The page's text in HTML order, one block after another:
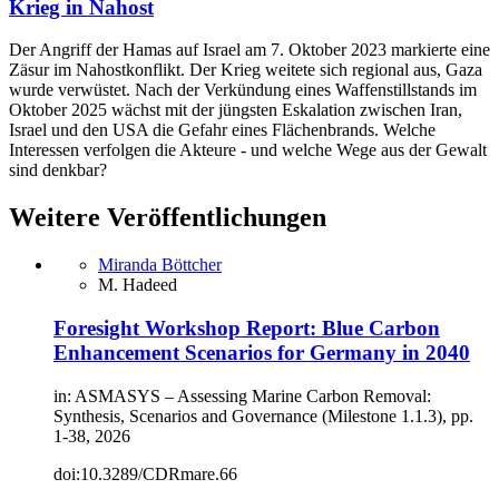
Krieg in Nahost
Der Angriff der Hamas auf Israel am 7. Oktober 2023 markierte eine
Zäsur im Nahostkonflikt. Der Krieg weitete sich regional aus, Gaza
wurde verwüstet. Nach der Verkündung eines Waffenstillstands im
Oktober 2025 wächst mit der jüngsten Eskalation zwischen Iran,
Israel und den USA die Gefahr eines Flächenbrands. Welche
Interessen verfolgen die Akteure - und welche Wege aus der Gewalt
sind denkbar?
Weitere Veröffentlichungen
Miranda Böttcher
M. Hadeed
Foresight Workshop Report: Blue Carbon
Enhancement Scenarios for Germany in 2040
in: ASMASYS – Assessing Marine Carbon Removal:
Synthesis, Scenarios and Governance (Milestone 1.1.3), pp.
1-38, 2026
doi:10.3289/CDRmare.66